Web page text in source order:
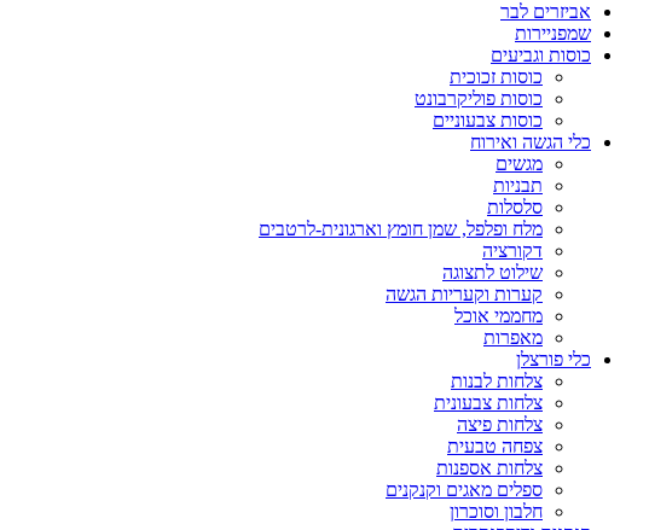
אביזרים לבר
שמפניירות
כוסות וגביעים
כוסות זכוכית
כוסות פוליקרבונט
כוסות צבעוניים
כלי הגשה ואירוח
מגשים
תבניות
סלסלות
מלח ופלפל, שמן חומץ וארגונית-לרטבים
דקורציה
שילוט לתצוגה
קערות וקעריות הגשה
מחממי אוכל
מאפרות
כלי פורצלן
צלחות לבנות
צלחות צבעונית
צלחות פיצה
צפחה טבעית
צלחות אספנות
ספלים מאגים וקנקנים
חלבון וסוכרון